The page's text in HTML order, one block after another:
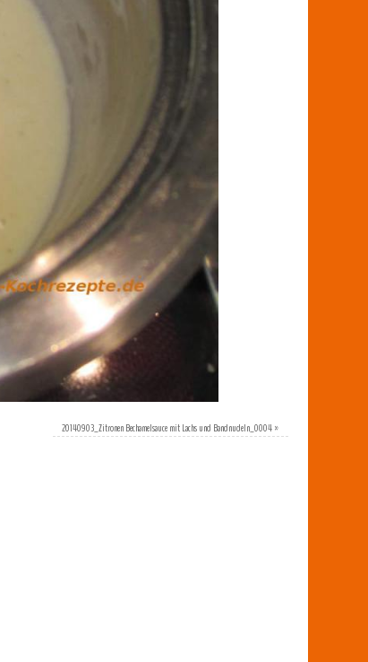
20140903_Zitronen Bechamelsauce mit Lachs und Bandnudeln_0004»